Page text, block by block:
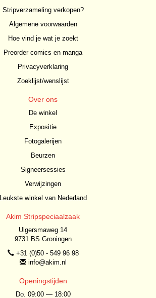
Stripverzameling verkopen?
Algemene voorwaarden
Hoe vind je wat je zoekt
Preorder comics en manga
Privacyverklaring
Zoeklijst/wenslijst
Over ons
De winkel
Expositie
Fotogalerijen
Beurzen
Signeersessies
Verwijzingen
Leukste winkel van Nederland
Akim Stripspeciaalzaak
Ulgersmaweg 14
9731 BS Groningen
+31 (0)50 - 549 96 98
info@akim.nl
Openingstijden
Do. 09:00 — 18:00